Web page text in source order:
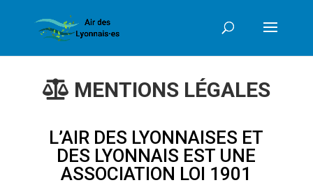
MENTIONS LÉGALES
L’AIR DES LYONNAISES ET
DES LYONNAIS EST UNE
ASSOCIATION LOI 1901